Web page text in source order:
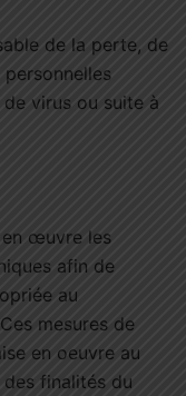
de la perte, de
virus ou suite à
en œuvre les
afin de
au
mesures de
en oeuvre au
finalités du